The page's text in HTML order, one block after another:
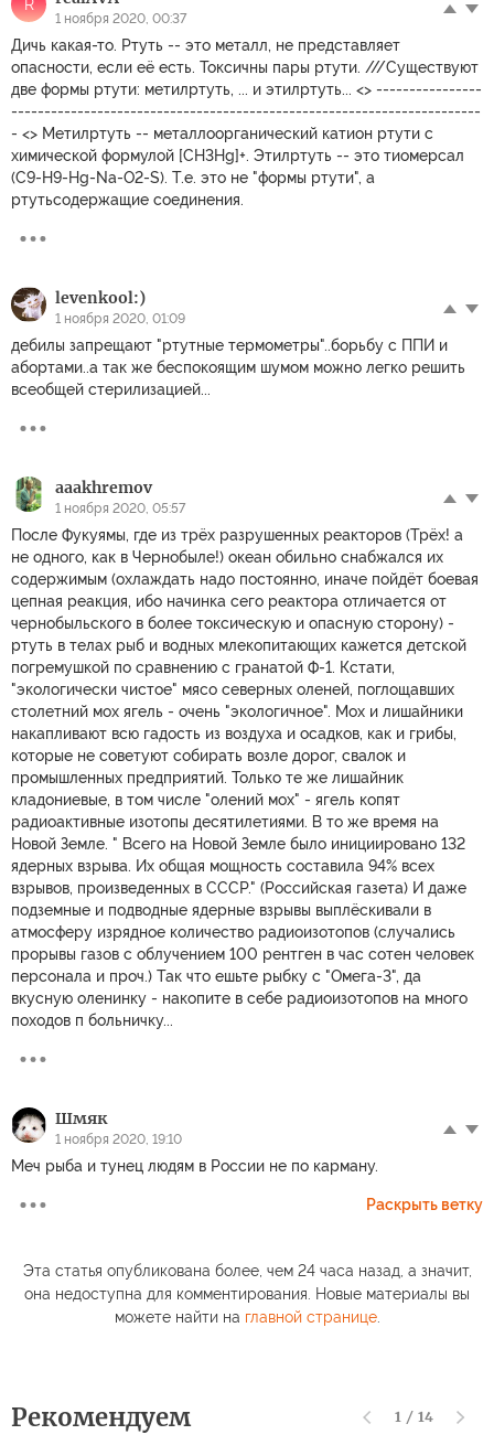
1 ноября 2020, 00:37
Дичь какая-то. Ртуть -- это металл, не представляет
опасности, если её есть. Токсичны пары ртути. ///Существуют
две формы ртути: метилртуть, ... и этилртуть... <> ----------------
-----------------------------------------------------------------------
- <> Метилртуть -- металлоорганический катион ртути c
химической формулой [CH3Hg]+. Этилртуть -- это тиомерсал
(C9-H9-Hg-Na-O2-S). Т.е. это не "формы ртути", а
ртутьсодержащие соединения.
levenkool:)
1 ноября 2020, 01:09
дебилы запрещают "ртутные термометры"..борьбу с ППИ и
абортами..а так же беспокоящим шумом можно легко решить
всеобщей стерилизацией...
aaakhremov
1 ноября 2020, 05:57
После Фукуямы, где из трёх разрушенных реакторов (Трёх! а
не одного, как в Чернобыле!) океан обильно снабжался их
содержимым (охлаждать надо постоянно, иначе пойдёт боевая
цепная реакция, ибо начинка сего реактора отличается от
чернобыльского в более токсическую и опасную сторону) -
ртуть в телах рыб и водных млекопитающих кажется детской
погремушкой по сравнению с гранатой Ф-1. Кстати,
"экологически чистое" мясо северных оленей, поглощавших
столетний мох ягель - очень "экологичное". Мох и лишайники
накапливают всю гадость из воздуха и осадков, как и грибы,
которые не советуют собирать возле дорог, свалок и
промышленных предприятий. Только те же лишайник
кладониевые, в том числе "олений мох" - ягель копят
радиоактивные изотопы десятилетиями. В то же время на
Новой Земле. " Всего на Новой Земле было инициировано 132
ядерных взрыва. Их общая мощность составила 94% всех
взрывов, произведенных в СССР." (Российская газета) И даже
подземные и подводные ядерные взрывы выплёскивали в
атмосферу изрядное количество радиоизотопов (случались
прорывы газов с облучением 100 рентген в час сотен человек
персонала и проч.) Так что ешьте рыбку с "Омега-3", да
вкусную оленинку - накопите в себе радиоизотопов на много
походов п больничку...
Шмяк
1 ноября 2020, 19:10
Меч рыба и тунец людям в России не по карману.
Раскрыть ветку
Эта статья опубликована более, чем 24 часа назад, а значит,
она недоступна для комментирования. Новые материалы вы
можете найти на главной странице.
Рекомендуем 1 / 14